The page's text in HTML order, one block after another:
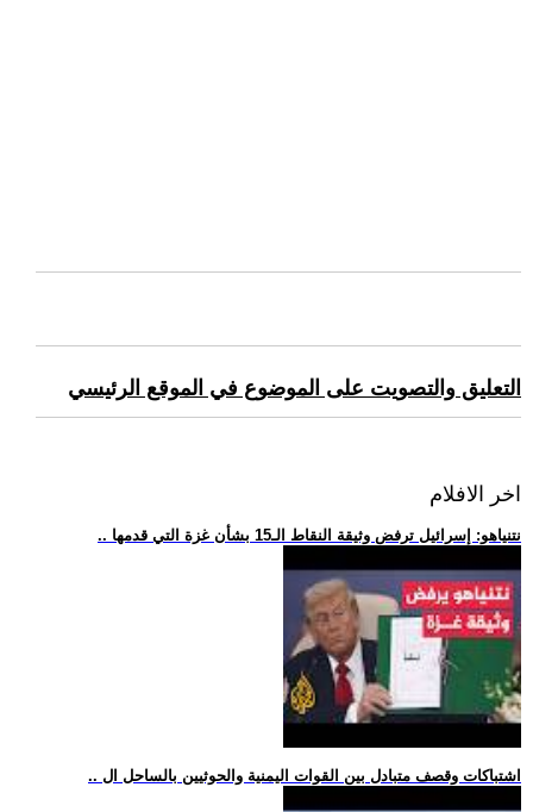
التعليق والتصويت على الموضوع في الموقع الرئيسي
اخر الافلام
.. نتنياهو: إسرائيل ترفض وثيقة النقاط الـ15 بشأن غزة التي قدمها
.. اشتباكات وقصف متبادل بين القوات اليمنية والحوثيين بالساحل ال